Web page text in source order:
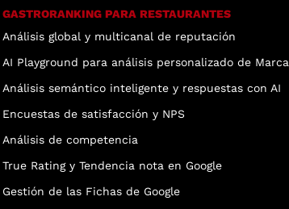
GASTRORANKING PARA RESTAURANTES
Análisis global y multicanal de reputación
AI Playground para análisis personalizado de Marca
Análisis semántico inteligente y respuestas con AI
Encuestas de satisfacción y NPS
Análisis de competencia
True Rating y Tendencia nota en Google
Gestión de las Fichas de Google